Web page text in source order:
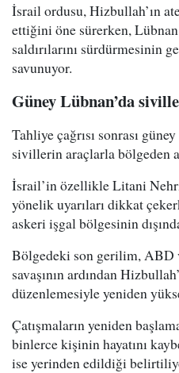
İsrail ordusu, Hizbullah’ın
ettiğini öne sürerken,
saldırılarını sürdürmesinin
savunuyor.
Güney Lübnan’da
Tahliye çağrısı sonrası
sivillerin araçlarla bölgeden
İsrail’in özellikle Litani
yönelik uyarıları dikkat
askeri işgal bölgesinin
Bölgedeki son gerilim, ABD
savaşının ardından
düzenlemesiyle yeniden
Çatışmaların yeniden
binlerce kişinin hayatını
ise yerinden edildiği